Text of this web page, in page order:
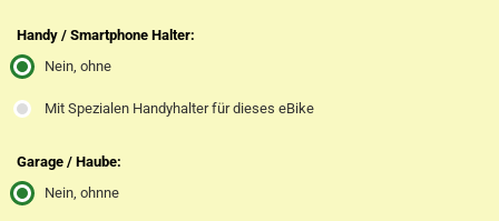
Handy / Smartphone Halter:
Nein, ohne
Mit Spezialen Handyhalter für dieses eBike
Garage / Haube:
Nein, ohnne